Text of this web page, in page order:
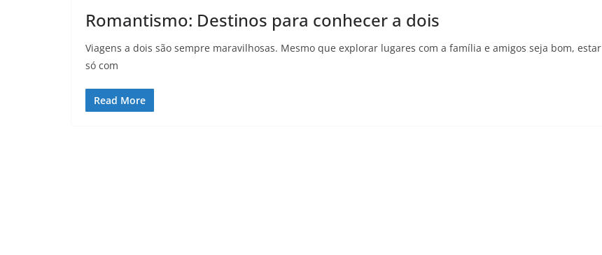
Romantismo: Destinos para conhecer a dois
Viagens a dois são sempre maravilhosas. Mesmo que explorar lugares com a família e amigos seja bom, estar
só com
Read More